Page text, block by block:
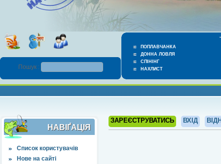
ПОПЛАВЧАНКА
ДОННА ЛОВЛЯ
СПІНІНГ
НАХЛИСТ
Пошук :
НАВІҐАЦІЯ
Список користувачів
Нове на сайті
ЗАРЕЄСТРУВАТИСЬ ВХІД